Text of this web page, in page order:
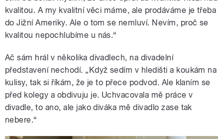
kvalitou. A my kvalitní věci máme, ale prodáváme je třeba
do Jižní Ameriky. Ale o tom se nemluví. Nevím, proč se
kvalitou nepochlubíme u nás.“
Ač sám hrál v několika divadlech, na divadelní
představení nechodí. „Když sedím v hledišti a koukám na
kulisy, tak si říkám, že je to přece podvod. Ale klaním se
před kolegy a obdivuju je. Uchvacovala mě práce v
divadle, to ano, ale jako diváka mě divadlo zase tak
nebere.“